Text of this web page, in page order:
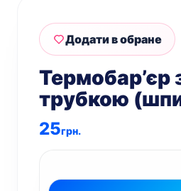
трубкою
25грн.
Додати в обране